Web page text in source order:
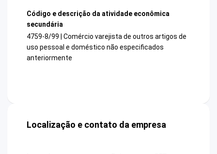
Código e descrição da atividade econômica
secundária
4759-8/99 | Comércio varejista de outros artigos de
uso pessoal e doméstico não especificados
anteriormente
Localização e contato da empresa